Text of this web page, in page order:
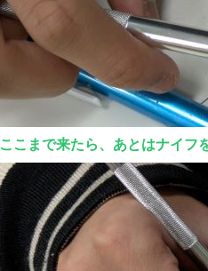
ここまで来たら、あとはナイフ